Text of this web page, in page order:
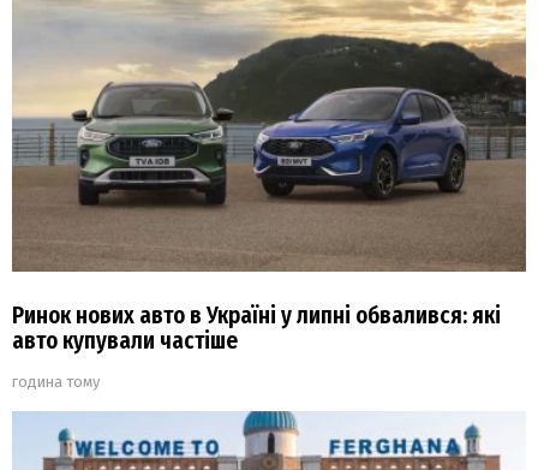
Ринок нових авто в Україні у липні обвалився: які
авто купували частіше
година тому